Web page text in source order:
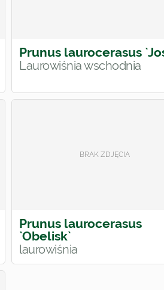
Prunus laurocerasus
Laurowiśnia wschodnia
Prunus laurocerasus
`Obelisk`
laurowiśnia